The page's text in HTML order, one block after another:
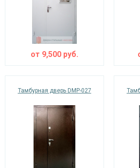
от 9,500 руб.
Тамбурная дверь DMP-027